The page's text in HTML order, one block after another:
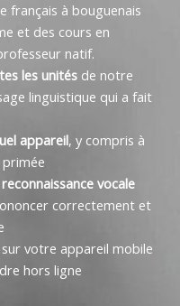
français à bouguenais
et des cours en
natif.
les unitésde notre
linguistique qui a fait
appareil, y compris à
vocale
correctement et
votre appareil mobile
hors ligne